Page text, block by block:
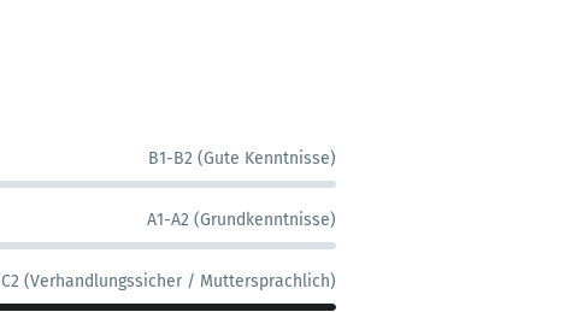
B1-B2 (Gute Kenntnisse)
A1-A2 (Grundkenntnisse)
C2 (Verhandlungssicher / Muttersprachlich)